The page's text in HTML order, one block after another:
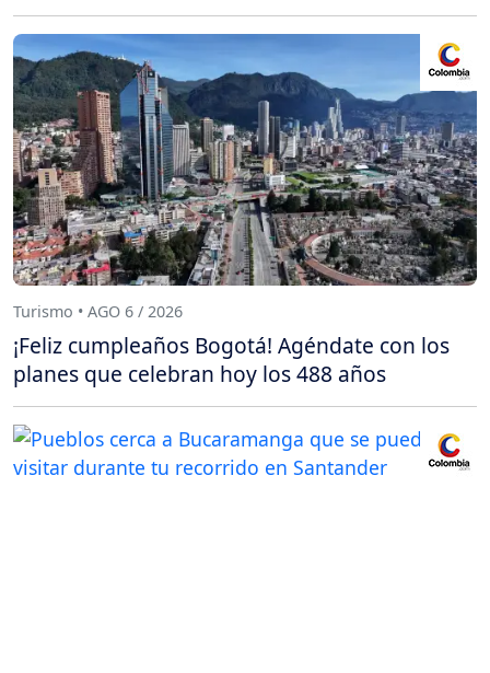
Turismo • AGO 6 / 2026
¡Feliz cumpleaños Bogotá! Agéndate con los
planes que celebran hoy los 488 años